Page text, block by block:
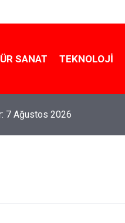
SANAT TEKNOLOJI
7 Ağustos 2026